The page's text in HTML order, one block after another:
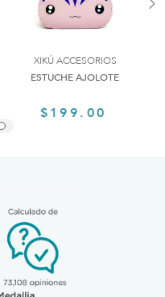
XIKÚ ACCESORIOS
ESTUCHE AJOLOTE
$199.00